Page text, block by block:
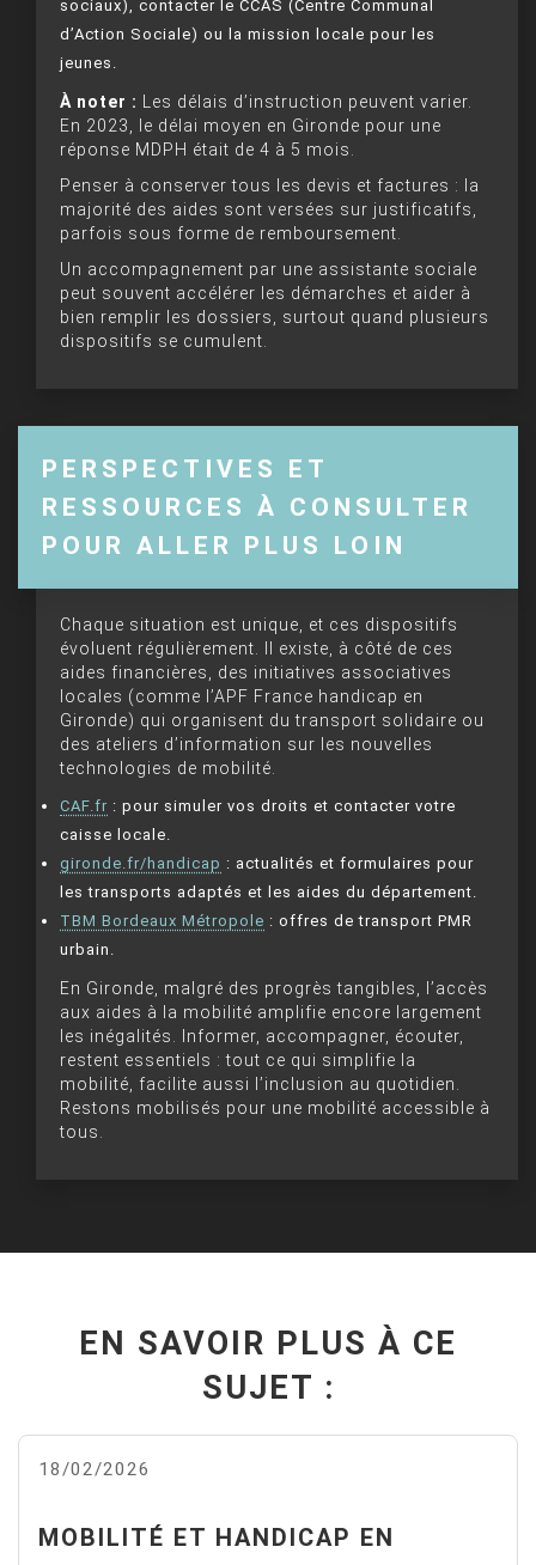
sociaux), contacter le CCAS (Centre Communal
d’Action Sociale) ou la mission locale pour les
jeunes.
À noter :
Les délais d’instruction peuvent varier.
En 2023, le délai moyen en Gironde pour une
réponse MDPH était de 4 à 5 mois.
Penser à conserver tous les devis et factures : la
majorité des aides sont versées sur justificatifs,
parfois sous forme de remboursement.
Un accompagnement par une assistante sociale
peut souvent accélérer les démarches et aider à
bien remplir les dossiers, surtout quand plusieurs
dispositifs se cumulent.
PERSPECTIVES ET
RESSOURCES À CONSULTER
POUR ALLER PLUS LOIN
Chaque situation est unique, et ces dispositifs
évoluent régulièrement. Il existe, à côté de ces
aides financières, des initiatives associatives
locales (comme l’APF France handicap en
Gironde) qui organisent du transport solidaire ou
des ateliers d’information sur les nouvelles
technologies de mobilité.
CAF.fr : pour simuler vos droits et contacter votre
caisse locale.
gironde.fr/handicap : actualités et formulaires pour
les transports adaptés et les aides du département.
TBM Bordeaux Métropole : offres de transport PMR
urbain.
En Gironde, malgré des progrès tangibles, l’accès
aux aides à la mobilité amplifie encore largement
les inégalités. Informer, accompagner, écouter,
restent essentiels : tout ce qui simplifie la
mobilité, facilite aussi l’inclusion au quotidien.
Restons mobilisés pour une mobilité accessible à
tous.
EN SAVOIR PLUS À CE
SUJET :
18/02/2026
MOBILITÉ ET HANDICAP EN